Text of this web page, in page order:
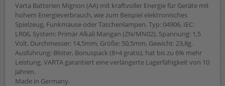
Varta Batterien Mignon (AA) mit kraftvoller Energie für Geräte mit
hohem Energieverbrauch, wie zum Beispiel elektronisches
Spielzeug, Funkmäuse oder Taschenlampen. Typ: 04906, IEC:
LR06, System: Primär Alkali Mangan (ZN/MN02), Spannung: 1,5
Volt, Durchmesser: 14,5mm, Größe: 50,5mm, Gewicht: 23,8g.
Ausführung: Blister, Bonuspack (8+4 gratis), hat bis zu 6% mehr
Leistung. VARTA garantiert eine verlängerte Lagerfähigkeit von 10
Jahren.
Made in Germany.